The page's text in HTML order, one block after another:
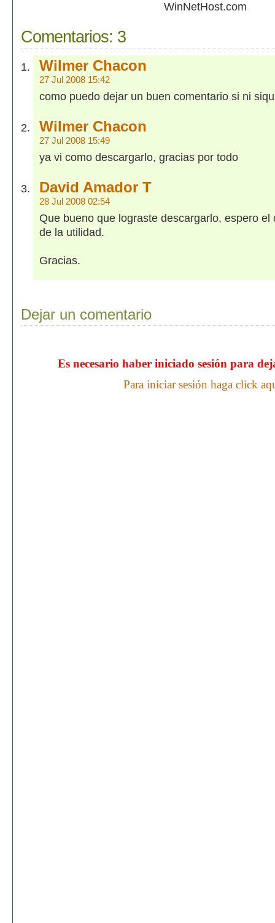
WinNetHost.com
Comentarios: 3
Wilmer Chacon
27 Jul 2008 15:42
como puedo dejar un buen comentario si ni
Wilmer Chacon
27 Jul 2008 15:49
ya vi como descargarlo, gracias por todo
David Amador T
28 Jul 2008 02:54
Que bueno que lograste descargarlo, espero el
de la utilidad.
Gracias.
Dejar un comentario
Es necesario haber iniciado sesión para
Para iniciar sesión haga click